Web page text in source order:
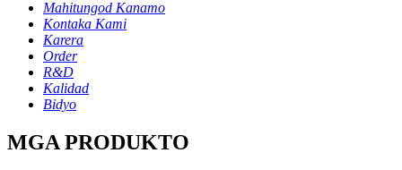
Mahitungod Kanamo
Kontaka Kami
Karera
Order
R&D
Kalidad
Bidyo
MGA PRODUKTO